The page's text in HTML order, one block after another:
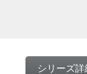
シリーズ詳